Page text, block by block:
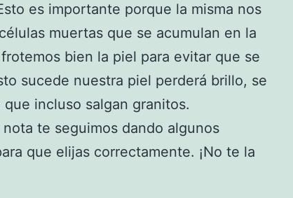
es importante porque la misma nos
muertas que se acumulan en la
bien la piel para evitar que se
sucede nuestra piel perderá brillo, se
incluso salgan granitos.
te seguimos dando algunos
que elijas correctamente. ¡No te la